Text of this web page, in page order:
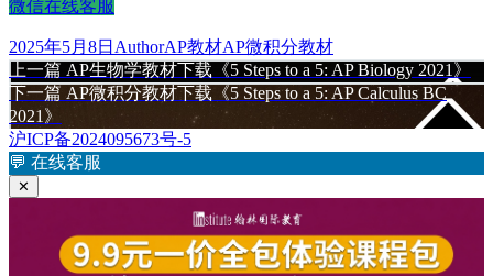
微信在线客服
发
布
于
2025年5月8日 作
者
Author分
类
AP教材标
签
AP微积分教材
文
章
导
航
上一篇 上
篇
章：
AP生物学教材下载《5 Steps to a 5: AP Biology 2021》
下一篇 下
文
章：
AP微积分教材下载《5 Steps to a 5: AP Calculus BC
2021》
沪ICP备2024095673号-5
💬 在线客服
✕